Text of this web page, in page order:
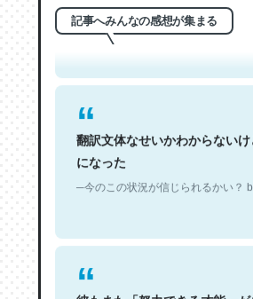
記事へみんなの感想が集まる
─今のこの状況が信じられるかい？
翻訳文体なせいかわからない
になった
─今のこの状況が信じられるかい？
彼もまた「努力できる才能」が